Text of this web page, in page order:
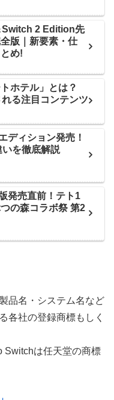
Switch 2 Edition先
版｜新要素・仕
め!
ホテル」とは？
る注目コンテンツ
ディション発売！
を徹底解説
発売直前！テト1
の森コラボ祭 第2
品名・システム名など
各社の登録商標もしく
Switchは任天堂の商標